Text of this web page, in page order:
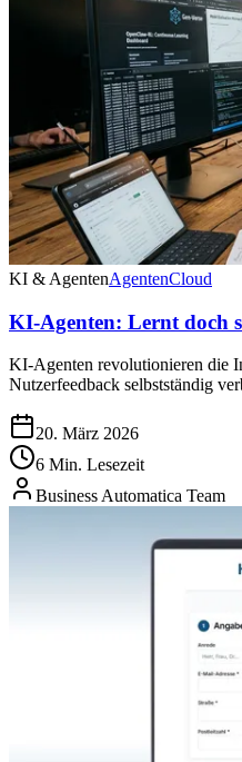
KI & AgentenAgentenCloud
KI-Agenten: Lernt doch
KI-Agenten revolutionieren die
Nutzerfeedback selbstständig
20. März 2026
6 Min. Lesezeit
Business Automatica Team